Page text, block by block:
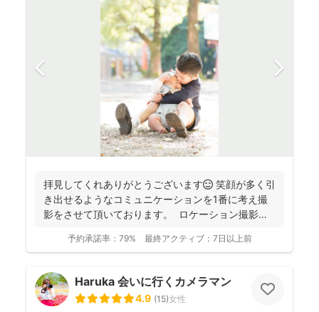
拝見してくれありがとうございます😊 笑顔が多く引
き出せるようなコミュニケーションを1番に考え撮
影をさせて頂いております。 ロケーション撮影も
予約承諾率： 79% 最終アクティブ： 7日以上前
Haruka 会いに行くカメラマン
4.9 (15)女性